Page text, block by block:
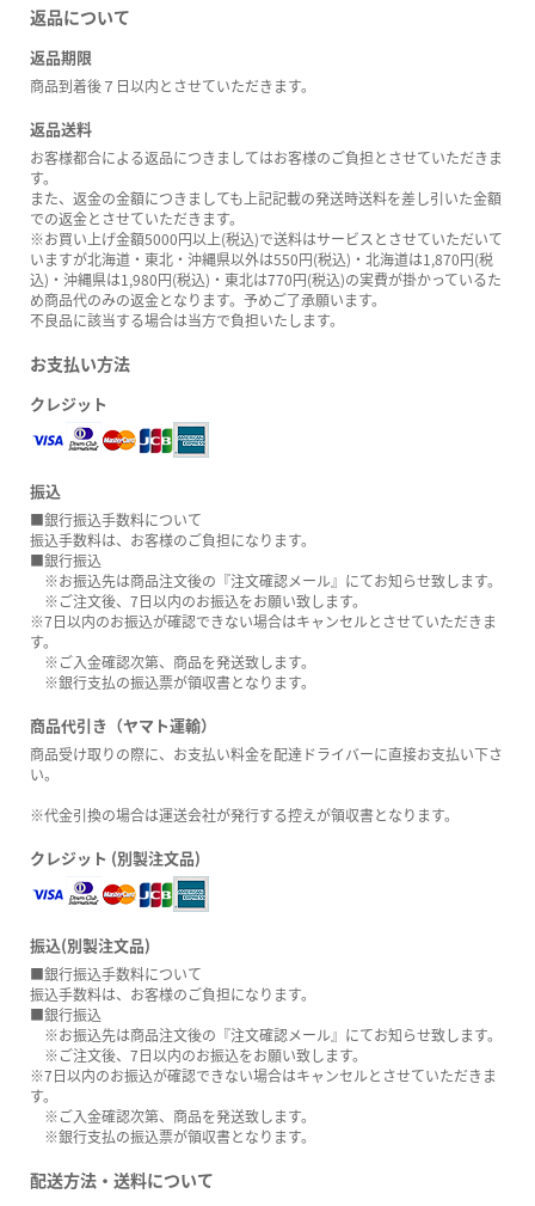
返品について
返品期限
商品到着後７日以内とさせていただきます。
返品送料
お客様都合による返品につきましてはお客様のご負担とさせていただきま
す。
また、返金の金額につきましても上記記載の発送時送料を差し引いた金額
での返金とさせていただきます。
※お買い上げ金額5000円以上(税込)で送料はサービスとさせていただいて
いますが北海道・東北・沖縄県以外は550円(税込)・北海道は1,870円(税
込)・沖縄県は1,980円(税込)・東北は770円(税込)の実費が掛かっているた
め商品代のみの返金となります。予めご了承願います。
不良品に該当する場合は当方で負担いたします。
お支払い方法
クレジット
振込
■銀行振込手数料について
振込手数料は、お客様のご負担になります。
■銀行振込
※お振込先は商品注文後の『注文確認メール』にてお知らせ致します。
※ご注文後、7日以内のお振込をお願い致します。
※7日以内のお振込が確認できない場合はキャンセルとさせていただきま
す。
※ご入金確認次第、商品を発送致します。
※銀行支払の振込票が領収書となります。
商品代引き（ヤマト運輸）
商品受け取りの際に、お支払い料金を配達ドライバーに直接お支払い下さ
い。
※代金引換の場合は運送会社が発行する控えが領収書となります。
クレジット (別製注文品)
振込(別製注文品)
■銀行振込手数料について
振込手数料は、お客様のご負担になります。
■銀行振込
※お振込先は商品注文後の『注文確認メール』にてお知らせ致します。
※ご注文後、7日以内のお振込をお願い致します。
※7日以内のお振込が確認できない場合はキャンセルとさせていただきま
す。
※ご入金確認次第、商品を発送致します。
※銀行支払の振込票が領収書となります。
配送方法・送料について